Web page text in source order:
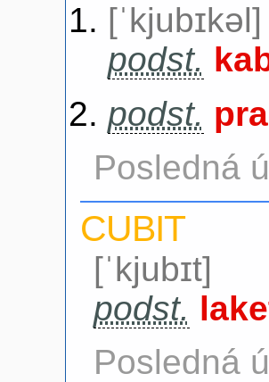
[ˈkjubɪkəl]
podst.
podst.
Posledná
CUBIT
[ˈkjubɪt]
podst.
Posledná